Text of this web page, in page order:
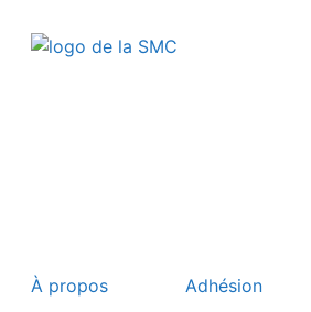
À propos Adhésion